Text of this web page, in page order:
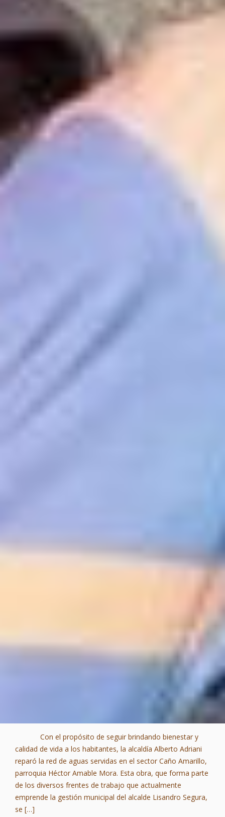
Con el propósito de seguir brindando bienestar y
calidad de vida a los habitantes, la alcaldía Alberto Adriani
reparó la red de aguas servidas en el sector Caño Amarillo,
parroquia Héctor Amable Mora. Esta obra, que forma parte
de los diversos frentes de trabajo que actualmente
emprende la gestión municipal del alcalde Lisandro Segura,
se […]